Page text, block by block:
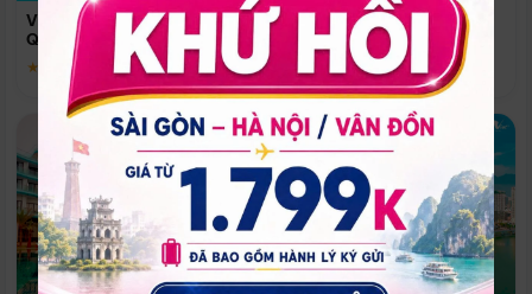
Vinpearl Resort & Spa Phu
Quoc
★ 5.0
Quoc
Phú Quốc
★ 5.0